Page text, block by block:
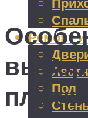
Ремонт
Пол